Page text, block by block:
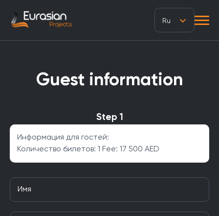
Ru
Guest information
Step 1
Информация для гостей:
Количество билетов: 1 Fee: 17 500 AED